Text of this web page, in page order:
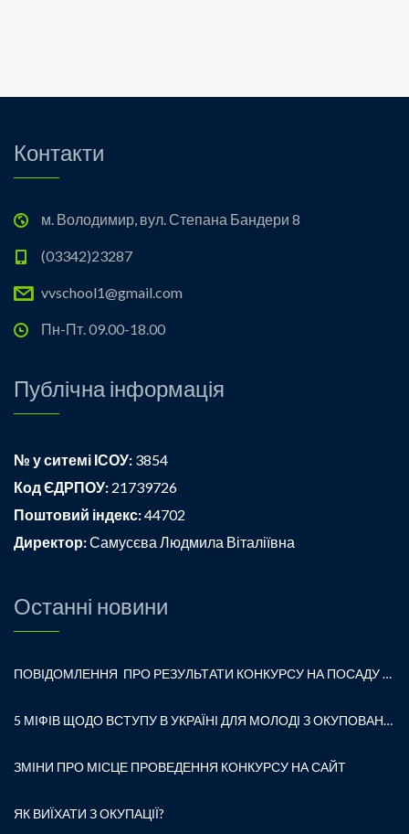
Контакти
м. Володимир, вул. Степана Бандери 8
(03342)23287
vvschool1@gmail.com
Пн-Пт. 09.00-18.00
Публічна інформація
№ у ситемі ІСОУ: 3854
Код ЄДРПОУ: 21739726
Поштовий індекс:44702
Директор:Самусєва Людмила Віталіївна
Останні новини
ПОВІДОМЛЕННЯ ПРО РЕЗУЛЬТАТИ КОНКУРСУ НА ПОСАДУ ДИРЕКТОРА ЗАКЛАДУ ЗАГАЛЬНОЇ СЕРЕДНЬОЇ ОСВІТИ «ВОЛОДИМИРСЬКА ГІМНАЗІЯ № 1 ВОЛОДИМИРСЬКОЇ МІСЬКОЇ РАДИ»
5 МІФІВ ЩОДО ВСТУПУ В УКРАЇНІ ДЛЯ МОЛОДІ З ОКУПОВАНИХ ТЕРИТОРІЙ
ЗМІНИ ПРО МІСЦЕ ПРОВЕДЕННЯ КОНКУРСУ НА САЙТ
ЯК ВИЇХАТИ З ОКУПАЦІЇ?